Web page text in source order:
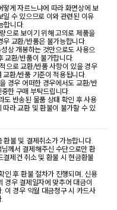
떻게 자르느냐에 따라 화면상에 보
일 수 있으므로 이와 관련된 이유
합니다.
으로 보이기 위해 고의로 제품을
우 교환/반품은 불가능합니다.
상 개봉하는 것만으로도 사용으
교환/반품이 불가합니다.
으로 교환/반품 사항이 있을 경우
교환/반품 기준이 적용됩니다.
경우 어떠한 경우에서도 교환/반
한 구매 부탁드립니다.
도 반송된 물품 상태 확인 후 사용
따라 교환 및 환불이 불가할 수 있
환불 및 결제취소가 가능합니다.
께서 결제해주신 수단으로만 환
결제건 취소 및 환불 시 현금환불
인 후 환불 절차가 진행되며, 신용
경우 결제일자에 맞추어 대금이
이 경우 익월 대금청구 시 카드사